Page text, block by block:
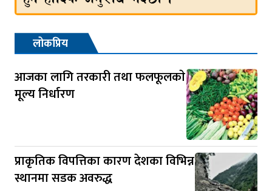
लोकप्रिय
आजका लागि तरकारी तथा फलफूलकाे
मूल्य निर्धारण
प्राकृतिक विपत्तिका कारण देशका विभिन्न
स्थानमा सडक अवरुद्ध